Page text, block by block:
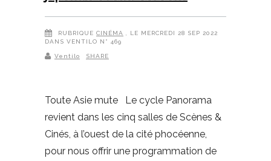
RUBRIQUE CINÉMA
, LE MERCREDI 28 SEP 2022
DANS VENTILO N° 469
Ventilo SHARE
Toute Asie mute Le cycle Panorama
revient dans les cinq salles de Scènes &
Cinés, à l’ouest de la cité phocéenne,
pour nous offrir une programmation de